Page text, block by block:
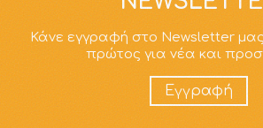
Κάνε εγγραφή στο Newsletter
πρώτος για νέα και
Εγγραφή